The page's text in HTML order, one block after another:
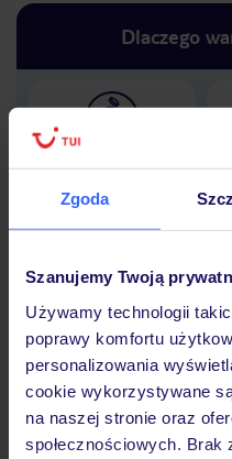
Zgoda
Szanujemy Twoją
Używamy technologii
poprawy komfortu
personalizowania
cookie wykorzystywane
na naszej stronie oraz
społecznościowych. Brak
Dlaczego
Hotel
Opinie